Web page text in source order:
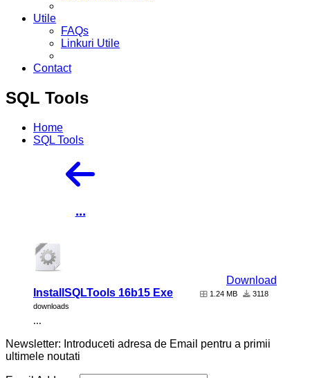
Utile
FAQs
Linkuri Utile
Contact
SQL Tools
Home
SQL Tools
...
Download
InstallSQLTools 16b15 Exe
1.24 MB
3118
downloads
...
Newsletter: Introduceti adresa de Email pentru a primii
ultimele noutati